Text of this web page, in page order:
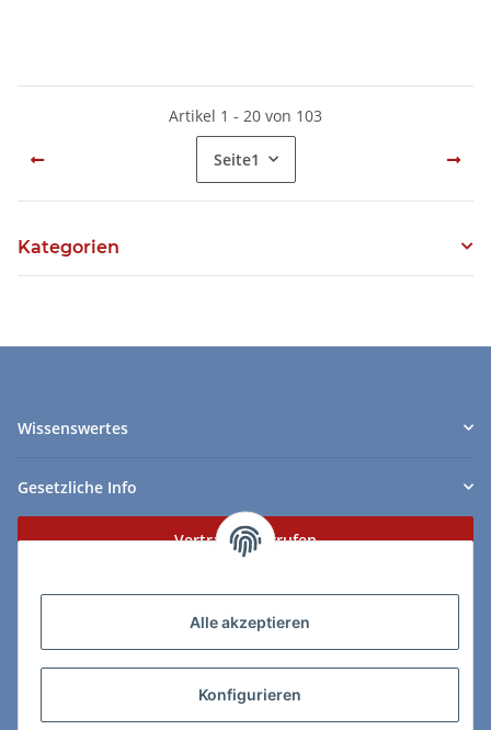
Alle akzeptieren
Konfigurieren
Artikel 1 - 20 von 103
Seite1
Kategorien
Wissenswertes
Gesetzliche Info
Vertrag widerrufen